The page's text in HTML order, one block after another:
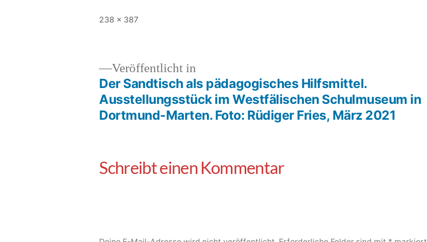
238 × 387
Veröffentlicht in
Der Sandtisch als pädagogisches Hilfsmittel.
Ausstellungsstück im Westfälischen Schulmuseum in
Dortmund-Marten. Foto: Rüdiger Fries, März 2021